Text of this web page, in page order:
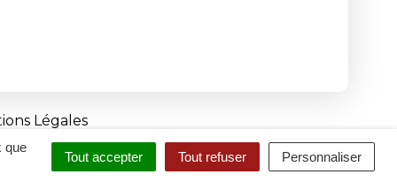
que
Tout accepter Tout refuser Personnaliser
Légales